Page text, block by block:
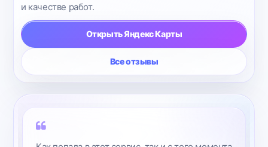
и качестве работ.
Открыть Яндекс Карты
Все отзывы